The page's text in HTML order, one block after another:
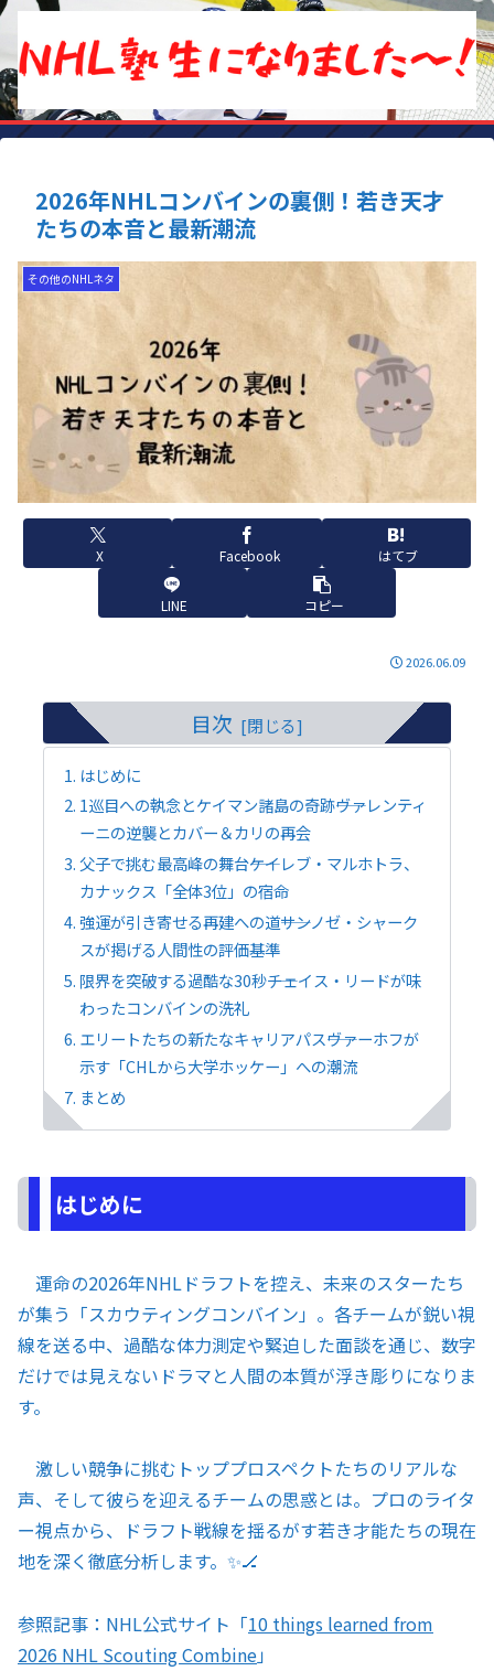
2026年NHLコンバインの裏側！若き天才
たちの本音と最新潮流
その他のNHLネタ
X Facebook はてブ
LINE コピー
2026.06.09
目次
はじめに
1巡目への執念とケイマン諸島の奇跡――ヴァレンティ
ーニの逆襲とカバー＆カリの再会
父子で挑む最高峰の舞台――ケイレブ・マルホトラ、
カナックス「全体3位」の宿命
強運が引き寄せる再建への道――サンノゼ・シャーク
スが掲げる人間性の評価基準
限界を突破する過酷な30秒――チェイス・リードが味
わったコンバインの洗礼
エリートたちの新たなキャリアパス――ヴァーホフが
示す「CHLから大学ホッケー」への潮流
まとめ
はじめに
運命の2026年NHLドラフトを控え、未来のスターたち
が集う「スカウティングコンバイン」。各チームが鋭い視
線を送る中、過酷な体力測定や緊迫した面談を通じ、数字
だけでは見えないドラマと人間の本質が浮き彫りになりま
す。
激しい競争に挑むトッププロスペクトたちのリアルな
声、そして彼らを迎えるチームの思惑とは。プロのライタ
ー視点から、ドラフト戦線を揺るがす若き才能たちの現在
地を深く徹底分析します。✨🏒
参照記事：NHL公式サイト「10 things learned from
2026 NHL Scouting Combine」